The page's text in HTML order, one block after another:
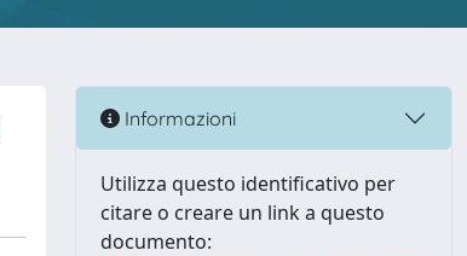
Informazioni
Utilizza questo identificativo per
citare o creare un link a questo
documento: